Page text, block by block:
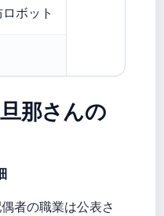
ボット
那さんの
者の職業は公表さ